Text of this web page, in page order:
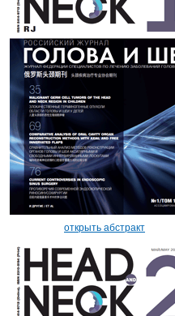
открыть абстракт